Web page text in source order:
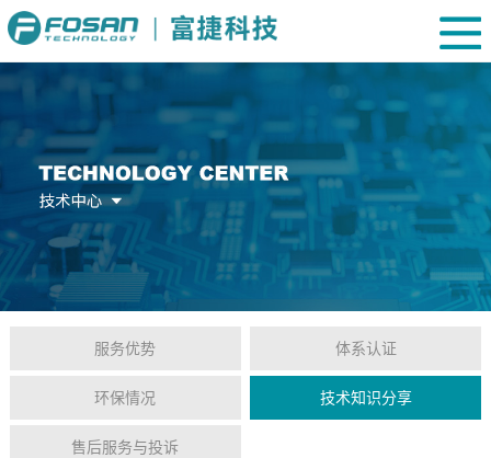
服务优势 体系认证
环保情况 技术知识分享
售后服务与投诉